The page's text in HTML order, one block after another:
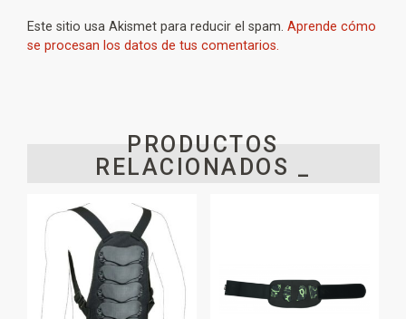
Este sitio usa Akismet para reducir el spam. Aprende cómo
se procesan los datos de tus comentarios.
PRODUCTOS
RELACIONADOS _